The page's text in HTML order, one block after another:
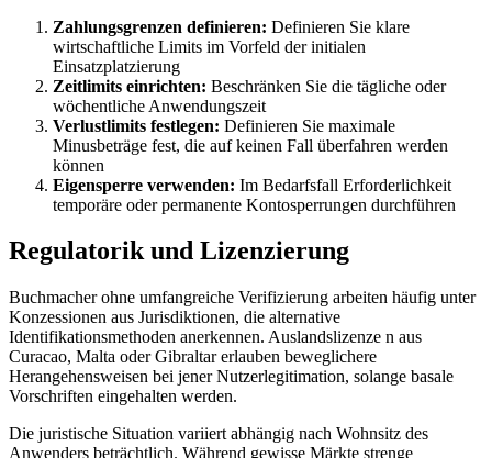
Zahlungsgrenzen definieren: Definieren Sie klare
wirtschaftliche Limits im Vorfeld der initialen
Einsatzplatzierung
Zeitlimits einrichten: Beschränken Sie die tägliche oder
wöchentliche Anwendungszeit
Verlustlimits festlegen: Definieren Sie maximale
Minusbeträge fest, die auf keinen Fall überfahren werden
können
Eigensperre verwenden: Im Bedarfsfall Erforderlichkeit
temporäre oder permanente Kontosperrungen durchführen
Regulatorik und Lizenzierung
Buchmacher ohne umfangreiche Verifizierung arbeiten häufig unter
Konzessionen aus Jurisdiktionen, die alternative
Identifikationsmethoden anerkennen. Auslandslizenze n aus
Curacao, Malta oder Gibraltar erlauben beweglichere
Herangehensweisen bei jener Nutzerlegitimation, solange basale
Vorschriften eingehalten werden.
Die juristische Situation variiert abhängig nach Wohnsitz des
Anwenders beträchtlich. Während gewisse Märkte strenge